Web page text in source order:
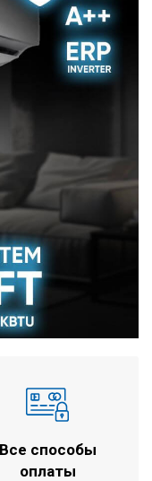
Все способы
оплаты